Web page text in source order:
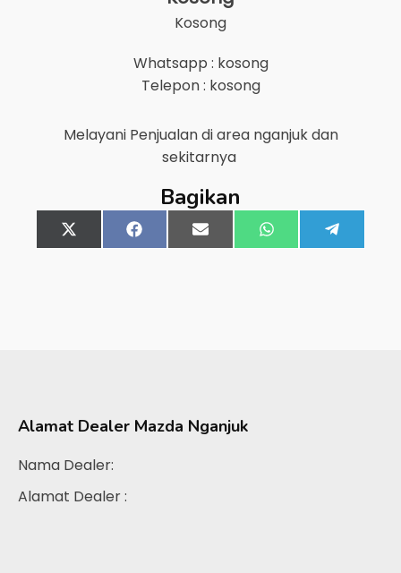
Kosong
Whatsapp : kosong
Telepon : kosong
Melayani Penjualan di area nganjukdan
sekitarnya
Bagikan
Share
on
X
(Twitter)
Share
on
FacebookShare
on
Email Share
on
WhatsApp
on
Alamat Dealer Mazda Nganjuk
Nama Dealer:
Alamat Dealer :